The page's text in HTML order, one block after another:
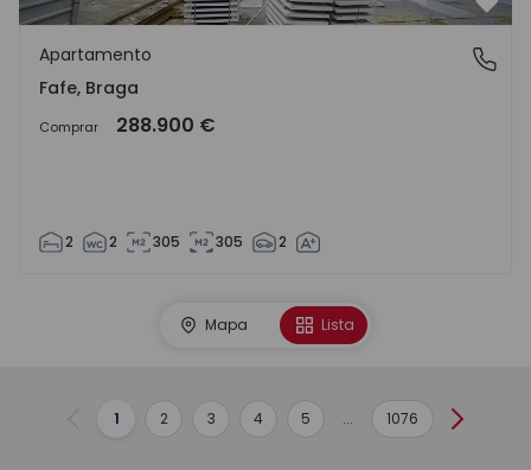
Fafe, Braga
Apartamento
Fafe, Braga
Comprar 288.900 €
2 2 305 305 2
Mapa Lista
Anterior
1 2 3 4 5 ... 1076